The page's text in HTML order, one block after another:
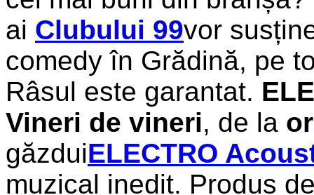
ai Clubului 99vor
comedy în Grădină, pe
Râsul este garantat.
Vineri de vineri, de la
găzduiELECTRO
muzical inedit. Produs